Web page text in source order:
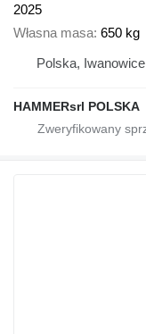
2025
Własna masa 650 kg
Polska, Iwanowice
HAMMERsrl POLSKA